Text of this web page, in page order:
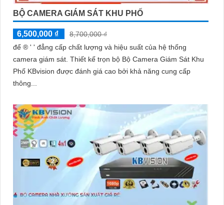
BỘ CAMERA GIÁM SÁT KHU PHỐ
6,500,000 ₫
8,700,000 ₫
để ®️ ' ' đẳng cấp chất lượng và hiệu suất của hệ thống
camera giám sát. Thiết kế trọn bộ Bộ Camera Giám Sát Khu
Phố KBvision được đánh giá cao bởi khả năng cung cấp
thông...